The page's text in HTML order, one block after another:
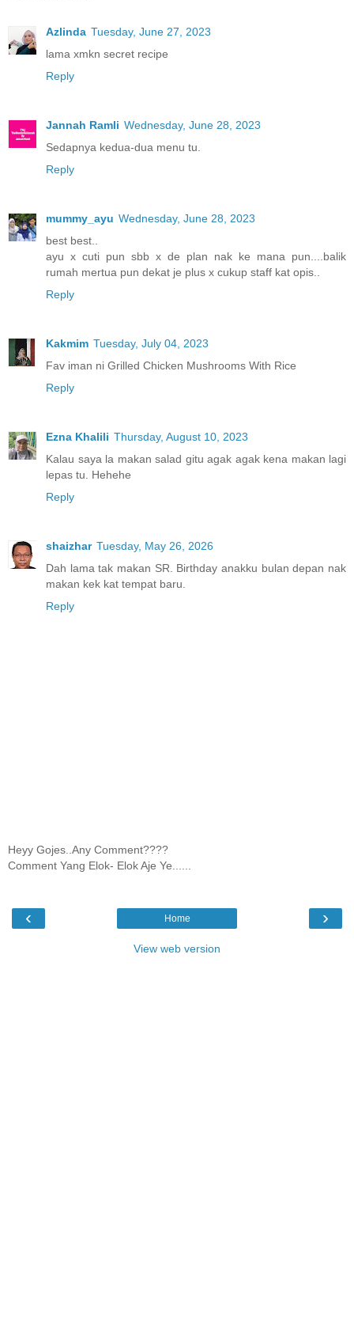
Azlinda Tuesday, June 27, 2023
lama xmkn secret recipe
Reply
Jannah Ramli Wednesday, June 28, 2023
Sedapnya kedua-dua menu tu.
Reply
mummy_ayu Wednesday, June 28, 2023
best best..
ayu x cuti pun sbb x de plan nak ke mana pun....balik
rumah mertua pun dekat je plus x cukup staff kat opis..
Reply
Kakmim Tuesday, July 04, 2023
Fav iman ni Grilled Chicken Mushrooms With Rice
Reply
Ezna Khalili Thursday, August 10, 2023
Kalau saya la makan salad gitu agak agak kena makan lagi
lepas tu. Hehehe
Reply
shaizhar Tuesday, May 26, 2026
Dah lama tak makan SR. Birthday anakku bulan depan nak
makan kek kat tempat baru.
Reply
Heyy Gojes..Any Comment????
Comment Yang Elok- Elok Aje Ye......
‹ ›
Home
View web version